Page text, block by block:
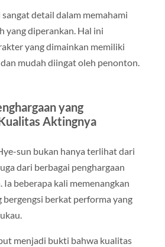
detail dalam memahami
yang diperankan. Hal ini
yang dimainkan memiliki
mudah diingat oleh penonton.
yang
Aktingnya
sun bukan hanya terlihat dari
dari berbagai penghargaan
Ia beberapa kali memenangkan
bergengsi berkat performa yang
menjadi bukti bahwa kualitas